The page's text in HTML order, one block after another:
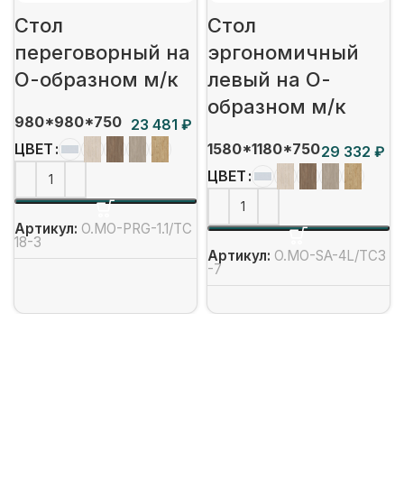
Стол
переговорный на
О-образном м/к
980*980*750
₽
ЦВЕТ
Артикул: O.MO-PRG-1.1/ТС
18-3
Стол
эргономичный
левый на О-
образном м/к
1580*1180*750
₽
ЦВЕТ
Артикул: O.MO-SA-4L/ТС3
-7